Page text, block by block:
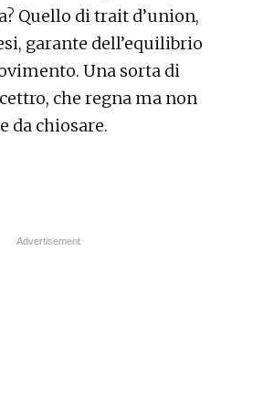
Quello di trait d’union,
garante dell’equilibrio
Una sorta di
che regna ma non
da chiosare.